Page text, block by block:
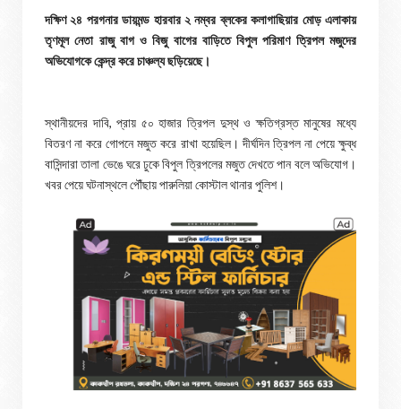
দক্ষিণ ২৪ পরগনার ডায়মন্ড হারবার ২ নম্বর ব্লকের কলাগাছিয়ার মোড় এলাকায়
তৃণমূল নেতা রাজু বাগ ও বিজু বাগের বাড়িতে বিপুল পরিমাণ ত্রিপল মজুদের
অভিযোগকে কেন্দ্র করে চাঞ্চল্য ছড়িয়েছে।
স্থানীয়দের দাবি, প্রায় ৫০ হাজার ত্রিপল দুস্থ ও ক্ষতিগ্রস্ত মানুষের মধ্যে
বিতরণ না করে গোপনে মজুত করে রাখা হয়েছিল। দীর্ঘদিন ত্রিপল না পেয়ে ক্ষুব্ধ
বাসিন্দারা তালা ভেঙে ঘরে ঢুকে বিপুল ত্রিপলের মজুত দেখতে পান বলে অভিযোগ।
খবর পেয়ে ঘটনাস্থলে পৌঁছায় পারুলিয়া কোস্টাল থানার পুলিশ।